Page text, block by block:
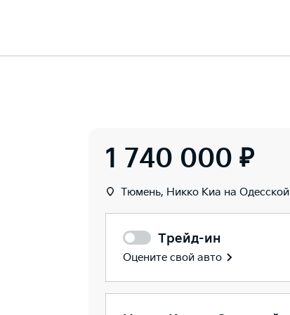
1 740 000 ₽
Тюмень, Никко Kиа на Одесской
Трейд-ин
Оцените свой авто